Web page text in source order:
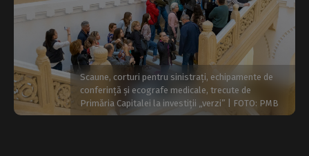
Scaune, corturi pentru sinistrați, echipamente de
conferință și ecografe medicale, trecute de
Primăria Capitalei la investiții „verzi” | FOTO: PMB